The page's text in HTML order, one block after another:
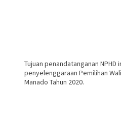
Tujuan penandatanganan NPHD
penyelenggaraan Pemilihan
Manado Tahun 2020.